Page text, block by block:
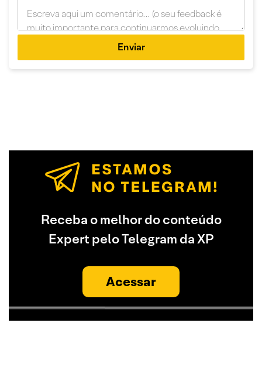
Enviar
Receba o melhor do conteúdo
Expert pelo Telegram da XP
Acessar